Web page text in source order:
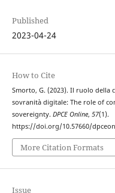
Published
2023-04-24
How to Cite
Smorto, G. (2023). Il ruolo della
sovranità digitale: The role of
sovereignty. DPCE Online, 57(1).
https://doi.org/10.57660/
More Citation Formats
Issue